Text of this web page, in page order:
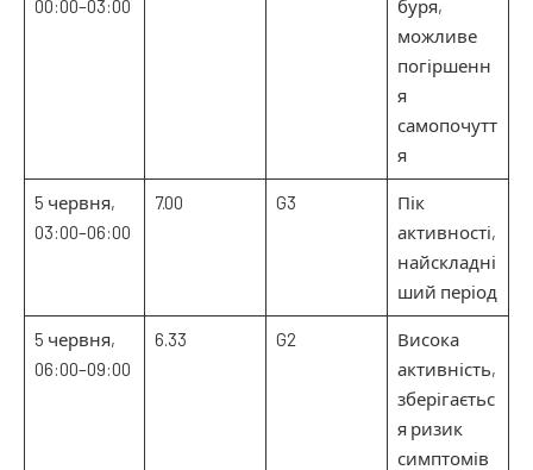
00:00–03:00
буря,
можливе
погіршенн
я
самопочутт
я
5 червня,
03:00–06:00
7.00 G3
Пік
активності,
найскладні
ший період
5 червня,
06:00–09:00
6.33 G2
Висока
активність,
зберігаєтьс
я ризик
симптомів